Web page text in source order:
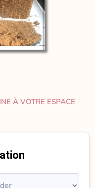
À VOTRE ESPACE